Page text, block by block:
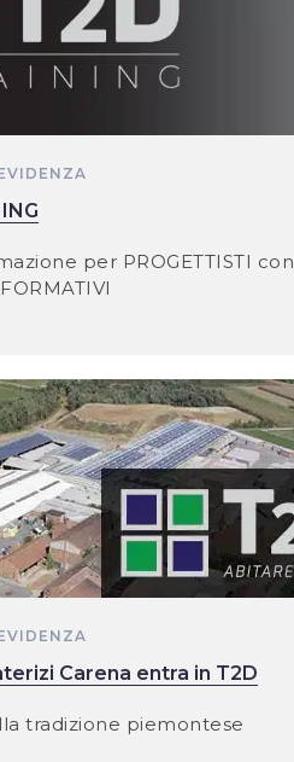
per PROGETTISTI
Carena entra in T2D
tradizione piemontese